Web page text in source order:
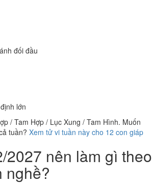
đối đầu
lớn
/ Tam Hợp / Lục Xung / Tam Hình. Muốn
tuần? Xem tử vi tuần này cho 12 con giáp
2027 nên làm gì theo
nghề?